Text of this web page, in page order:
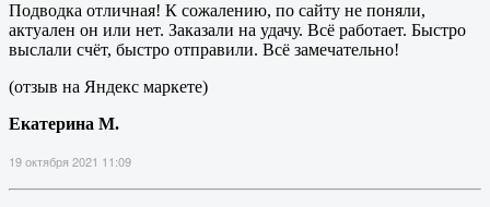
Подводка отличная! К сожалению, по сайту не поняли,
актуален он или нет. Заказали на удачу. Всё работает. Быстро
выслали счёт, быстро отправили. Всё замечательно!
(отзыв на Яндекс маркете)
Екатерина М.
19 октября 2021 11:09